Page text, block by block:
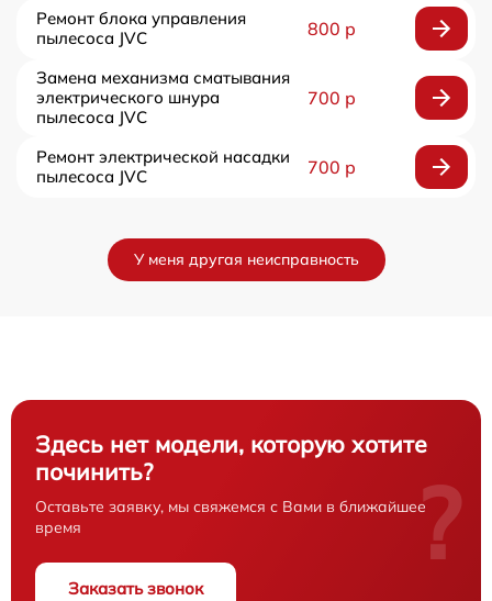
Ремонт блока управления
пылесоса JVC
800 р
Замена механизма сматывания
электрического шнура
пылесоса JVC
700 р
Ремонт электрической насадки
пылесоса JVC
700 р
У меня другая неисправность
Здесь нет модели, которую хотите
починить?
Оставьте заявку, мы свяжемся с Вами в ближайшее
время
Заказать звонок
?